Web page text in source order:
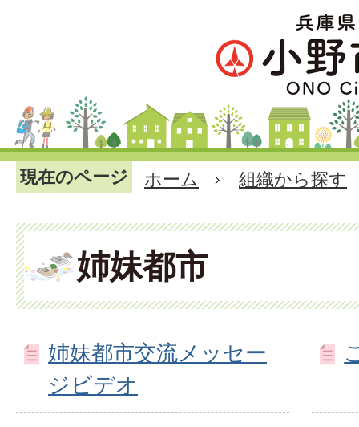
現在のページ ホーム 組織から探す
姉妹都市
姉妹都市交流メッセー
ジビデオ